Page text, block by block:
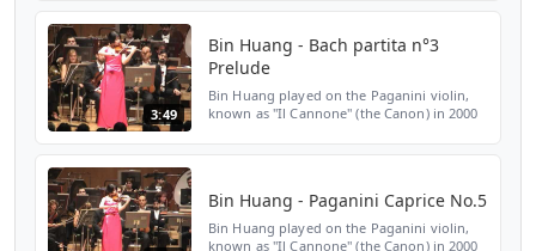
3:49
Bin Huang - Bach partita n°3
Prelude
Bin Huang played on the Paganini violin,
known as "Il Cannone" (the Canon) in 2000
Bin Huang - Paganini Caprice No.5
Bin Huang played on the Paganini violin,
known as "Il Cannone" (the Canon) in 2000